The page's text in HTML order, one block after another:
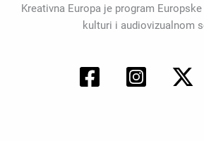
Kreativna Europa je program
kulturi i audiovizualnom